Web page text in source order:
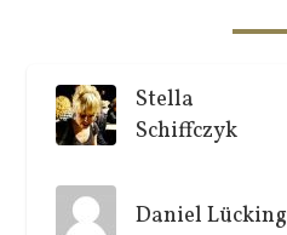
Stella
Schiffczyk
Daniel Lücking